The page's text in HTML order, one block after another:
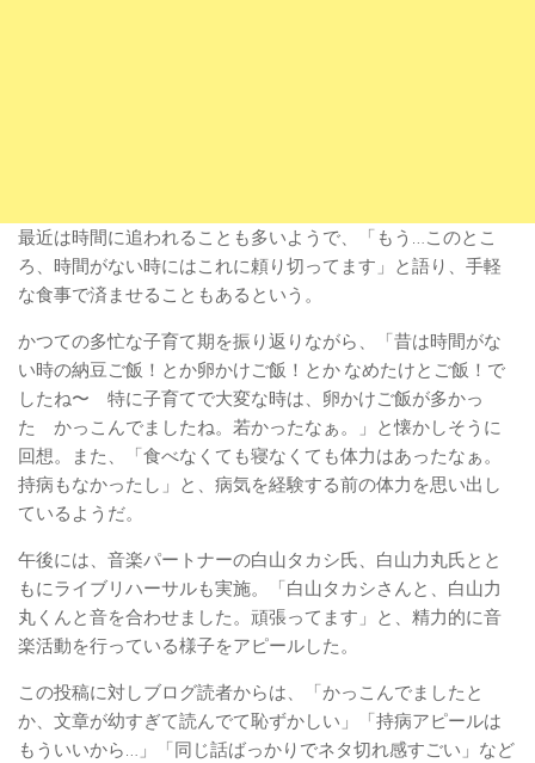
最近は時間に追われることも多いようで、「もう…このとこ
ろ、時間がない時にはこれに頼り切ってます」と語り、手軽
な食事で済ませることもあるという。
かつての多忙な子育て期を振り返りながら、「昔は時間がな
い時の納豆ご飯！とか卵かけご飯！とか なめたけとご飯！で
したね〜 特に子育てで大変な時は、卵かけご飯が多かっ
た かっこんでましたね。若かったなぁ。」と懐かしそうに
回想。また、「食べなくても寝なくても体力はあったなぁ。
持病もなかったし」と、病気を経験する前の体力を思い出し
ているようだ。
午後には、音楽パートナーの白山タカシ氏、白山力丸氏とと
もにライブリハーサルも実施。「白山タカシさんと、白山力
丸くんと音を合わせました。頑張ってます」と、精力的に音
楽活動を行っている様子をアピールした。
この投稿に対しブログ読者からは、「かっこんでましたと
か、文章が幼すぎて読んでて恥ずかしい」「持病アピールは
もういいから…」「同じ話ばっかりでネタ切れ感すごい」など